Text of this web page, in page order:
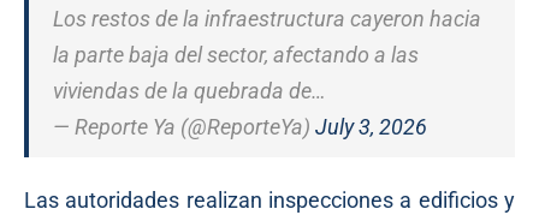
Los restos de la infraestructura cayeron hacia
la parte baja del sector, afectando a las
viviendas de la quebrada de…
— Reporte Ya (@ReporteYa) July 3, 2026
Las autoridades realizan inspecciones a edificios y